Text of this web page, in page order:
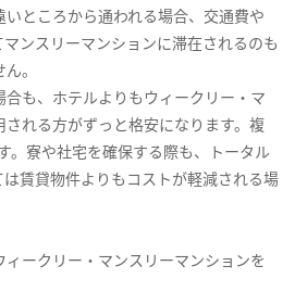
ところから通われる場合、交通費や
ンスリーマンションに滞在されるのも
。
も、ホテルよりもウィークリー・マ
れる方がずっと格安になります。複
。寮や社宅を確保する際も、トータル
賃貸物件よりもコストが軽減される場
ークリー・マンスリーマンションを